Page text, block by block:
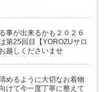
事が出来るかも２０２６
第25回目【YOROZUサロ
越しくださいませ
めるように大切なお着物
けて今一度丁寧に整えて